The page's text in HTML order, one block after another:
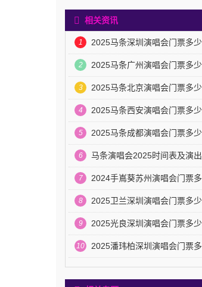
相关资讯
1 2025马条深圳演唱会门票多
2 2025马条广州演唱会门票多
3 2025马条北京演唱会门票多
4 2025马条西安演唱会门票多
5 2025马条成都演唱会门票多
6 马条演唱会2025时间表及演
7 2024手嶌葵苏州演唱会门票
8 2025卫兰深圳演唱会门票多
9 2025光良深圳演唱会门票多
10 2025潘玮柏深圳演唱会门票